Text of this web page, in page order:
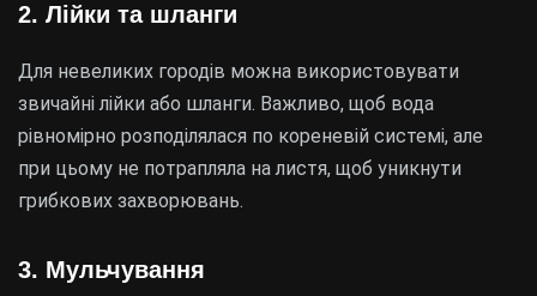
2. Лійки та шланги
Для невеликих городів можна використовувати
звичайні лійки або шланги. Важливо, щоб вода
рівномірно розподілялася по кореневій системі, але
при цьому не потрапляла на листя, щоб уникнути
грибкових захворювань.
3. Мульчування